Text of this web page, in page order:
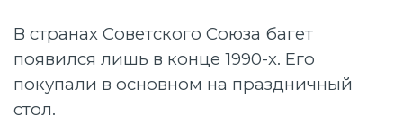
В странах Советского Союза багет
появился лишь в конце 1990-х. Его
покупали в основном на праздничный
стол.